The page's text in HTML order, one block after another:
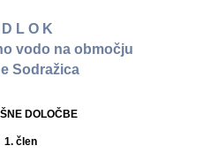
L O K
vodo na območju
Sodražica
DOLOČBE
1. člen